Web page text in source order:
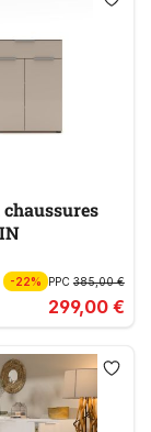
-22% PPC385,00 €
299,00 €